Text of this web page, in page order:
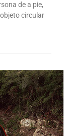
de a pie,
circular